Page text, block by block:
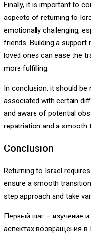
Finally, it is important to
aspects of returning to
emotionally challenging,
friends. Building a support
loved ones can ease the
more fulfilling.
In conclusion, it should be
associated with certain
and aware of potential
repatriation and a smooth
Conclusion
Returning to Israel
ensure a smooth
step approach and take
Первый шаг – изучение
аспектах возвращения